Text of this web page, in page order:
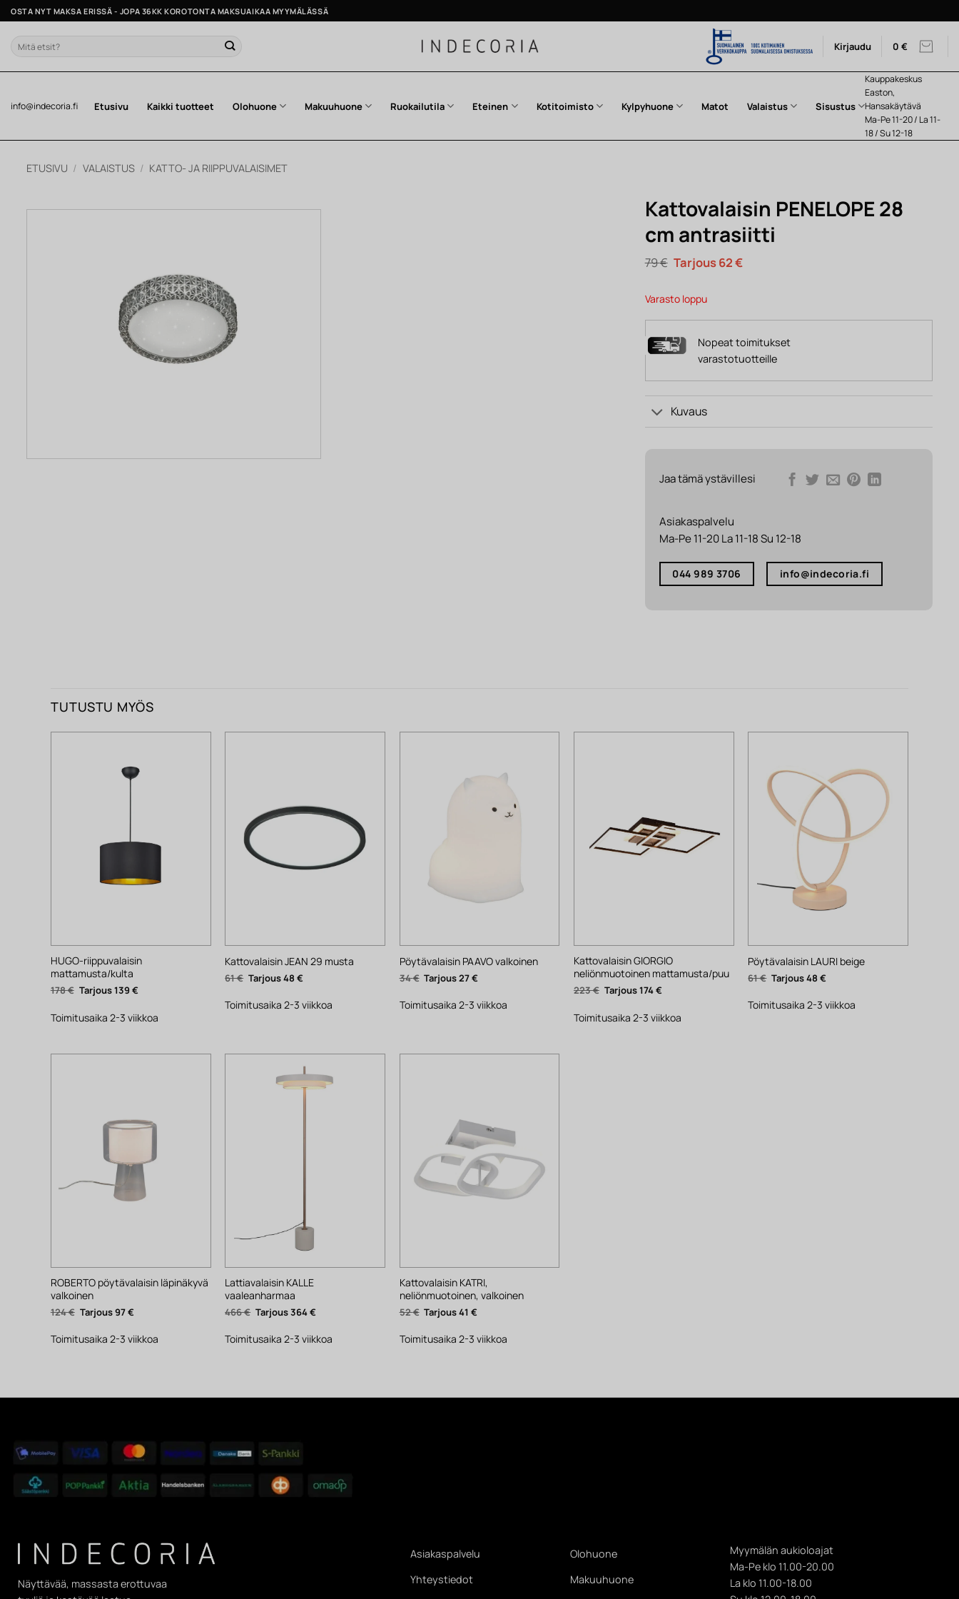
Skip
to
content
OSTA NYT MAKSA ERISSÄ - JOPA 36KK KOROTONTA MAKSUAIKAA MYYMÄLÄSSÄ
Etsi: Kirjaudu 0 €
info@indecoria.fi Etusivu Kaikki tuotteet Olohuone Makuuhuone Ruokailutila Eteinen Kotitoimisto Kylpyhuone Matot Valaistus Sisustus
Kauppakeskus
Easton,
Hansakäytävä
Ma-Pe 11-20 / La 11-
18 / Su 12-18
ETUSIVU / VALAISTUS / KATTO- JA RIIPPUVALAISIMET
Kattovalaisin PENELOPE 28
cm antrasiitti
79€ Alkuperäinen
hinta
79 €.
62€Nykyinen
Varasto loppu
Nopeat toimitukset
varastotuotteille
Kuvaus
Jaa tämä ystävillesi
Asiakaspalvelu
Ma-Pe 11-20 La 11-18 Su 12-18
044 989 3706 info@indecoria.fi
TUTUSTU MYÖS
HUGO-riippuvalaisin
mattamusta/kulta
178€ Alkuperäinen
hinta
178 €.
139€Nykyinen
139 €.
Toimitusaika 2-3 viikkoa
Kattovalaisin JEAN 29 musta
61€ Alkuperäinen
hinta
61 €.
48€
48 €.
Toimitusaika 2-3 viikkoa
Pöytävalaisin PAAVO valkoinen
34€ Alkuperäinen
hinta
34 €.
27€
27 €.
Toimitusaika 2-3 viikkoa
Kattovalaisin GIORGIO
neliönmuotoinen mattamusta/puu
223€ Alkuperäinen
hinta
223 €.
174€Nykyinen
174 €.
Toimitusaika 2-3 viikkoa
Pöytävalaisin LAURI beige
61€ Alkuperäinen
hinta
61 €.
48€
48 €.
Toimitusaika 2-3 viikkoa
ROBERTO pöytävalaisin läpinäkyvä
valkoinen
124€ Alkuperäinen
hinta
124 €.
97€Nykyinen
hinta
97 €.
Toimitusaika 2-3 viikkoa
Lattiavalaisin KALLE
vaaleanharmaa
466€ Alkuperäinen
hinta
466 €.
364€
364 €.
Toimitusaika 2-3 viikkoa
Kattovalaisin KATRI,
neliönmuotoinen, valkoinen
52€ Alkuperäinen
hinta
52 €.
41€
41 €.
Toimitusaika 2-3 viikkoa
Näyttävää, massasta erottuvaa
Asiakaspalvelu
Yhteystiedot
Olohuone
Makuuhuone
Myymälän aukioloajat
Ma-Pe klo 11.00-20.00
La klo 11.00-18.00